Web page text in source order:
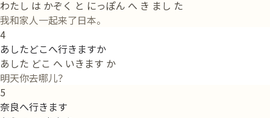
わたし は かぞく と にっぽん へ き まし た
我和家人一起来了日本。
4
あしたどこへ行きますか
あした どこ へ いきます か
明天你去哪儿？
5
奈良へ行きます